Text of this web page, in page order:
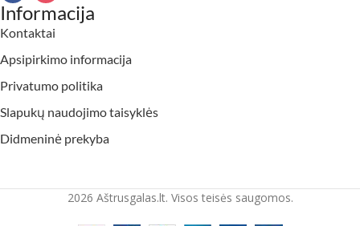
Informacija
Kontaktai
Apsipirkimo informacija
Privatumo politika
Slapukų naudojimo taisyklės
Didmeninė prekyba
2026 Aštrusgalas.lt. Visos teisės saugomos.